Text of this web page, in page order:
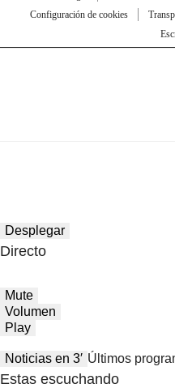
Configuración de cookies
Desplegar
Directo
Mute
Volumen
Play
Noticias en 3′ Últimos
Estas escuchando